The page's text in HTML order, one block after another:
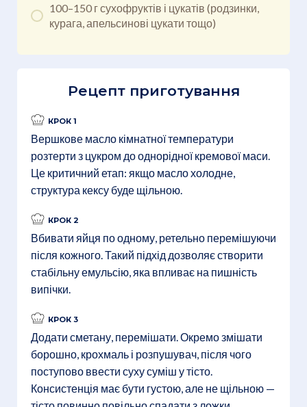
100–150 г сухофруктів і цукатів (родзинки,
курага, апельсинові цукати тощо)
Рецепт приготування
КРОК 1
Вершкове масло кімнатної температури
розтерти з цукром до однорідної кремової маси.
Це критичний етап: якщо масло холодне,
структура кексу буде щільною.
КРОК 2
Вбивати яйця по одному, ретельно перемішуючи
після кожного. Такий підхід дозволяє створити
стабільну емульсію, яка впливає на пишність
випічки.
КРОК 3
Додати сметану, перемішати. Окремо змішати
борошно, крохмаль і розпушувач, після чого
поступово ввести суху суміш у тісто.
Консистенція має бути густою, але не щільною —